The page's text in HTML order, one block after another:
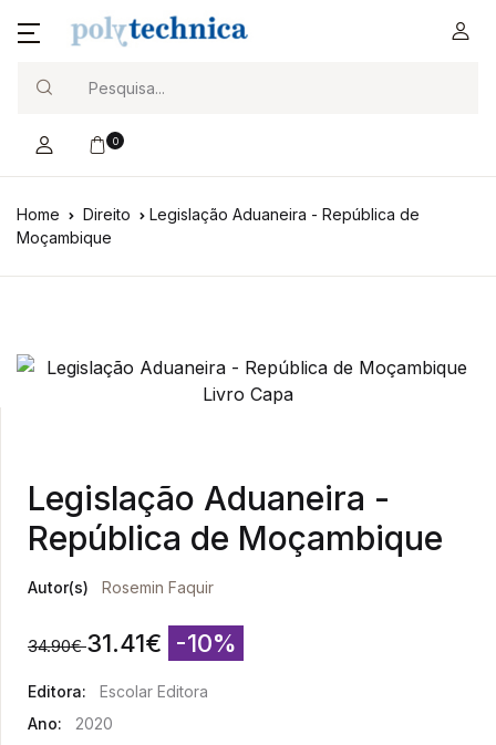
0
Home Direito
Legislação Aduaneira - República de
Moçambique
Legislação Aduaneira -
República de Moçambique
Autor(s) Rosemin Faquir
34.90€ 31.41€ -10%
Editora:
Escolar Editora
Ano:
2020